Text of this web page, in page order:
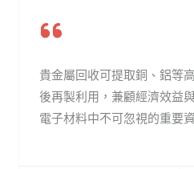
貴金屬回收可提取銅、鋁等
後再製利用，兼顧經濟效益
電子材料中不可忽視的重要